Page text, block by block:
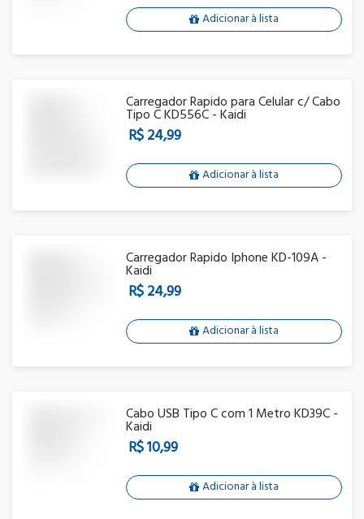
Adicionar à lista
Carregador Rapido para Celular c/ Cabo
Tipo C KD556C - Kaidi
R$ 24,99
Adicionar à lista
Carregador Rapido Iphone KD-109A -
Kaidi
R$ 24,99
Adicionar à lista
Cabo USB Tipo C com 1 Metro KD39C -
Kaidi
R$ 10,99
Adicionar à lista